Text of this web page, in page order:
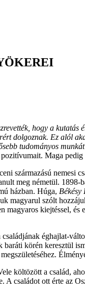
hogy a
dolgoznak. Ez alól
tudományos
Maga
származású nemesi
meg németül.
házban. Húga, Békésy
magyarul szólt
kiejtéssel,
éghajlat-
körén keresztül
költözött a család,
A családot ott érte az